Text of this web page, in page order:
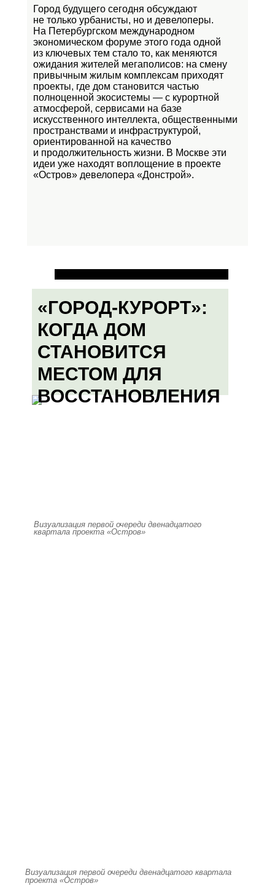
Город будущего сегодня обсуждают
не только урбанисты, но и девелоперы.
На Петербургском международном
экономическом форуме этого года одной
из ключевых тем стало то, как меняются
ожидания жителей мегаполисов: на смену
привычным жилым комплексам приходят
проекты, где дом становится частью
полноценной экосистемы — с курортной
атмосферой, сервисами на базе
искусственного интеллекта, общественными
пространствами и инфраструктурой,
ориентированной на качество
и продолжительность жизни. В Москве эти
идеи уже находят воплощение в проекте
«Остров» девелопера «Донстрой».
«ГОРОД-КУРОРТ»:
КОГДА ДОМ
СТАНОВИТСЯ
МЕСТОМ ДЛЯ
ВОССТАНОВЛЕНИЯ
Визуализация первой очереди двенадцатого
квартала проекта «Остров»
Визуализация первой очереди двенадцатого квартала
проекта «Остров»